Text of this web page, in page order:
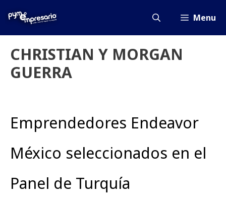
Menu
CHRISTIAN Y MORGAN
GUERRA
Emprendedores Endeavor
México seleccionados en el
Panel de Turquía